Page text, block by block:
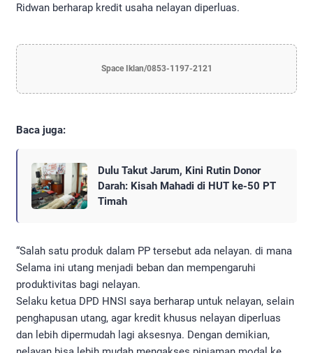
Ridwan berharap kredit usaha nelayan diperluas.
Space Iklan/0853-1197-2121
Baca juga:
Dulu Takut Jarum, Kini Rutin Donor
Darah: Kisah Mahadi di HUT ke-50 PT
Timah
“Salah satu produk dalam PP tersebut ada nelayan. di mana
Selama ini utang menjadi beban dan mempengaruhi
produktivitas bagi nelayan.
Selaku ketua DPD HNSI saya berharap untuk nelayan, selain
penghapusan utang, agar kredit khusus nelayan diperluas
dan lebih dipermudah lagi aksesnya. Dengan demikian,